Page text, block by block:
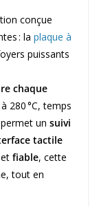
conçue
: la plaque à
puissants
chaque
280 °C, temps
permet un suivi
tactile
et fiable, cette
tout en